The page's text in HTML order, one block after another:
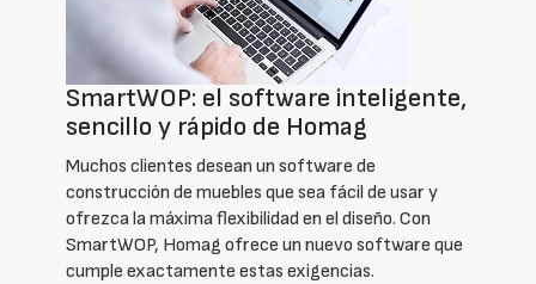
SmartWOP: el software inteligente,
sencillo y rápido de Homag
Muchos clientes desean un software de
construcción de muebles que sea fácil de usar y
ofrezca la máxima flexibilidad en el diseño. Con
SmartWOP, Homag ofrece un nuevo software que
cumple exactamente estas exigencias.